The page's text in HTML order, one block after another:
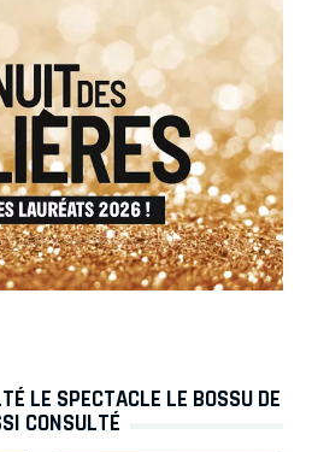
LE SPECTACLE LE BOSSU DE
CONSULTÉ